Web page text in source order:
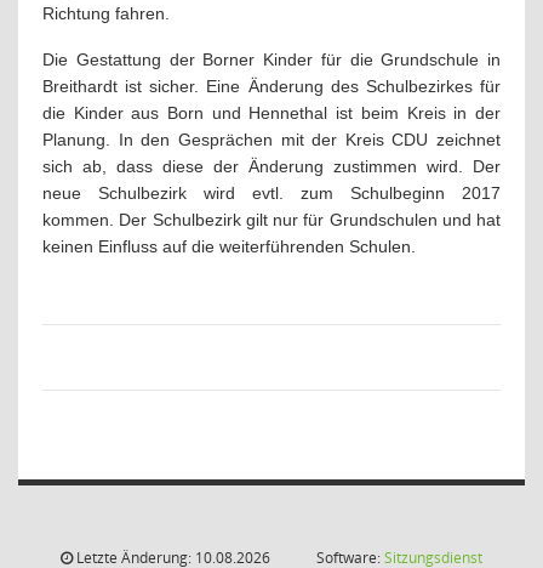
Richtung fahren.
Die Gestattung der Borner Kinder für die Grundschule in
Breithardt ist sicher. Eine Änderung des Schulbezirkes für
die Kinder aus Born und Hennethal ist beim Kreis in der
Planung. In den Gesprächen mit der Kreis CDU zeichnet
sich ab, dass diese der Änderung zustimmen wird. Der
neue Schulbezirk wird evtl. zum Schulbeginn 2017
kommen. Der Schulbezirk gilt nur für Grundschulen und hat
keinen Einfluss auf die weiterführenden Schulen.
Letzte Änderung: 10.08.2026 Software:Sitzungsdienst